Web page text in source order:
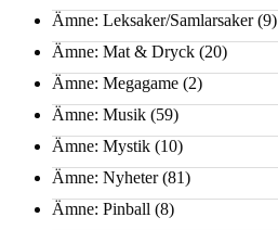
Ämne: Leksaker/Samlarsaker(9)
Ämne: Mat & Dryck (20)
Ämne: Megagame (2)
Ämne: Musik (59)
Ämne: Mystik (10)
Ämne: Nyheter(81)
Ämne: Pinball (8)